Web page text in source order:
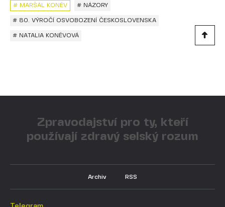
# NÁZORY
# MARŠÁL KONĚV
# 80. VÝROČÍ OSVOBOZENÍ ČESKOSLOVENSKA
# NATALIA KONĚVOVÁ
Zpravodajství pro ty, kteří
používají zdravý selský rozum
Archiv RSS